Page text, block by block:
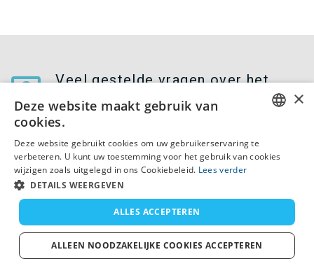
Veel gestelde vragen over het
vissen in Madagascar
Wat zijn de beste visboten in
Madagascar?
Wat is de capaciteit van de charter
visboot?
FRENCH
SPANISH
×
Deze website maakt gebruik van
cookies.
Deze website gebruikt cookies om uw gebruikerservaring te
verbeteren. U kunt uw toestemming voor het gebruik van cookies
wijzigen zoals uitgelegd in ons Cookiebeleid. Lees verder
DETAILS WEERGEVEN
ALLES ACCEPTEREN
ALLEEN NOODZAKELIJKE COOKIES ACCEPTEREN